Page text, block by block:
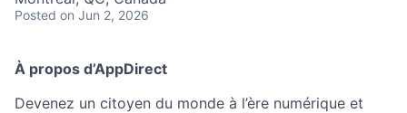
Posted on Jun 2, 2026
À propos d’AppDirect
Devenez un citoyen du monde à l’ère numérique et